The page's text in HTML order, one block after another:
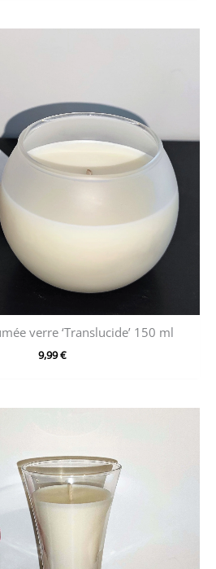
verre ‘Translucide’ 150 ml
9,99€